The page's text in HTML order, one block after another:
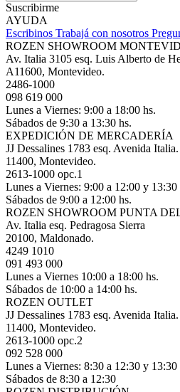
Suscribirme
AYUDA
Escribinos Trabajá con nosotros
ROZEN SHOWROOM
Av. Italia 3105 esq. Luis Alberto de
A11600, Montevideo.
2486-1000
098 619 000
Lunes a Viernes: 9:00 a 18:00 hs.
Sábados de 9:30 a 13:30 hs.
EXPEDICIÓN DE MERCADERÍA
JJ Dessalines 1783 esq. Avenida Italia.
11400, Montevideo.
2613-1000 opc.1
Lunes a Viernes: 9:00 a 12:00 y 13:30
Sábados de 9:00 a 12:00 hs.
ROZEN SHOWROOM PUNTA
Av. Italia esq. Pedragosa Sierra
20100, Maldonado.
4249 1010
091 493 000
Lunes a Viernes 10:00 a 18:00 hs.
Sábados de 10:00 a 14:00 hs.
ROZEN OUTLET
JJ Dessalines 1783 esq. Avenida Italia.
11400, Montevideo.
2613-1000 opc.2
092 528 000
Lunes a Viernes: 8:30 a 12:30 y 13:30
Sábados de 8:30 a 12:30